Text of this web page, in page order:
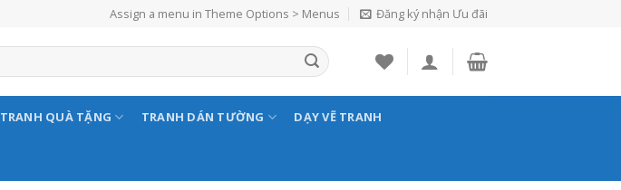
Assign a menu in Theme Options > Menus Đăng ký nhận Ưu đãi
TRANH QUÀ TẶNG TRANH DÁN TƯỜNG DẠY VẼ TRANH